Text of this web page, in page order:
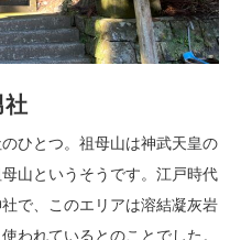
社
ひとつ。祖母山は神武天皇の
山というそうです。江戸時代
で、このエリアは溶結凝灰岩
われているとのことでした。